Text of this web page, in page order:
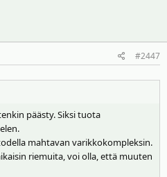
#2447
päästy. Siksi tuota
mahtavan varikkokompleksin.
riemuita, voi olla, että muuten